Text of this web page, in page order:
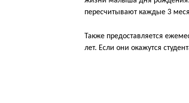
пересчитывают каждые 3
Также предоставляется
лет. Если они окажутся